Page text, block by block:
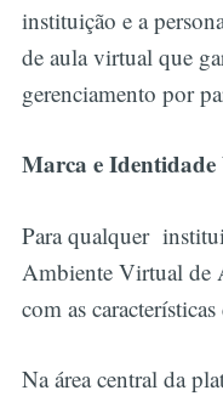
instituição e a
de aula virtual que
gerenciamento por
Marca e
Para qualquer
Ambiente Virtual de
com as
Na área central da